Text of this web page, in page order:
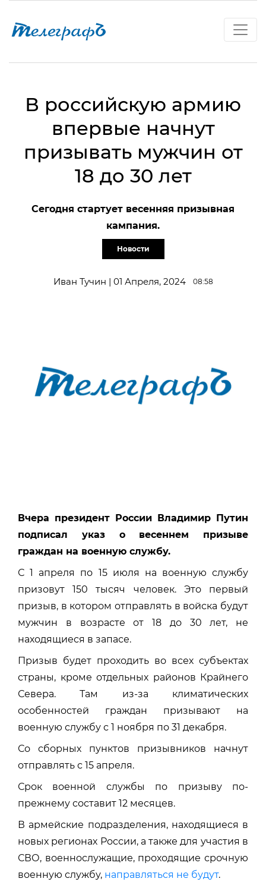
В российскую армию
впервые начнут
призывать мужчин от
18 до 30 лет
Сегодня стартует весенняя призывная
кампания.
Новости
Иван Тучин | 01 Апреля, 2024 08:58
Вчера президент России Владимир Путин
подписал указ о весеннем призыве
граждан на военную службу.
С 1 апреля по 15 июля на военную службу
призовут 150 тысяч человек. Это первый
призыв, в котором отправлять в войска будут
мужчин в возрасте от 18 до 30 лет, не
находящиеся в запасе.
Призыв будет проходить во всех субъектах
страны, кроме отдельных районов Крайнего
Севера. Там из-за климатических
особенностей граждан призывают на
военную службу с 1 ноября по 31 декабря.
Со сборных пунктов призывников начнут
отправлять с 15 апреля.
Срок военной службы по призыву по-
прежнему составит 12 месяцев.
В армейские подразделения, находящиеся в
новых регионах России, а также для участия в
СВО, военнослужащие, проходящие срочную
военную службу, направляться не будут.